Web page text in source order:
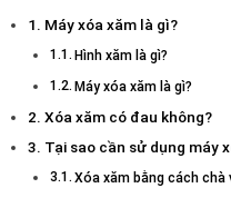
Máy xóa xăm là gì?
Hình xăm là gì?
Máy xóa xăm là gì?
Xóa xăm có đau không?
Tại sao cần sử dụng máy
Xóa xăm bằng cách chà